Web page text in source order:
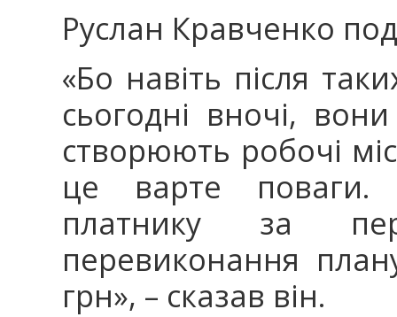
Руслан Кравченко
«Бо навіть після
сьогодні вночі,
створюють робочі
це варте поваги.
платнику за
перевиконання
грн», – сказав він.